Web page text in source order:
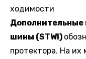
ходимости
Дополнительные
шины (STWI)
протектора. На